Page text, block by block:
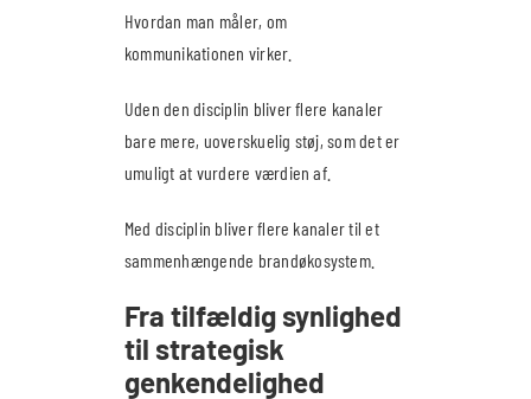
Hvordan man måler, om
kommunikationen virker.
Uden den disciplin bliver flere kanaler
bare mere, uoverskuelig støj, som det er
umuligt at vurdere værdien af.
Med disciplin bliver flere kanaler til et
sammenhængende brandøkosystem.
Fra tilfældig synlighed
til strategisk
genkendelighed